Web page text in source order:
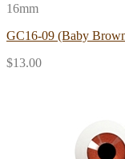
16mm
GC16-09 (Baby
$13.00